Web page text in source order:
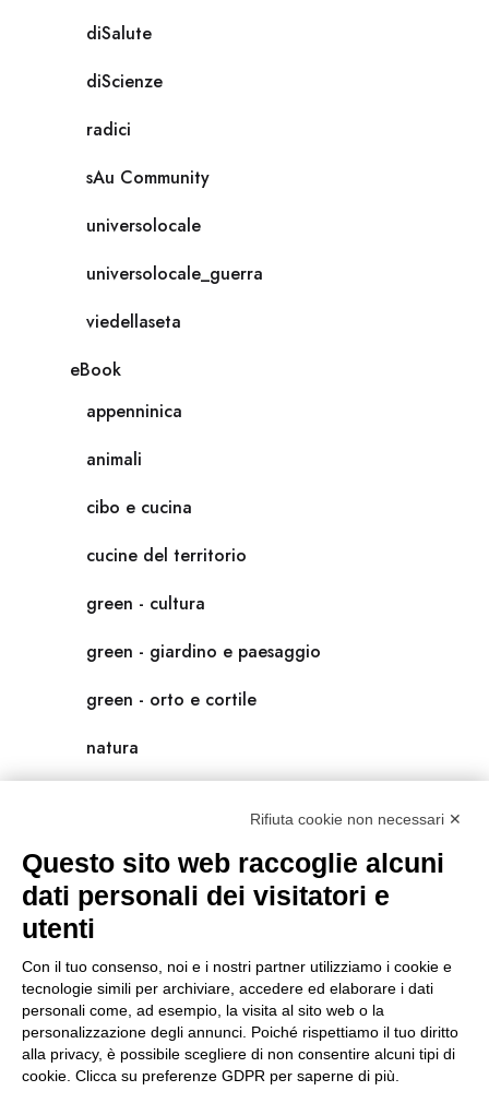
diSalute
diScienze
radici
sAu Community
universolocale
universolocale_guerra
viedellaseta
eBook
appenninica
animali
cibo e cucina
cucine del territorio
green - cultura
green - giardino e paesaggio
green - orto e cortile
natura
scienza
universolocale
viedellaseta
Rifiuta cookie non necessari ✕
Questo sito web raccoglie alcuni
dati personali dei visitatori e
utenti
Con il tuo consenso, noi e i nostri partner utilizziamo i cookie e
tecnologie simili per archiviare, accedere ed elaborare i dati
personali come, ad esempio, la visita al sito web o la
personalizzazione degli annunci. Poiché rispettiamo il tuo diritto
alla privacy, è possibile scegliere di non consentire alcuni tipi di
cookie. Clicca su preferenze GDPR per saperne di più.